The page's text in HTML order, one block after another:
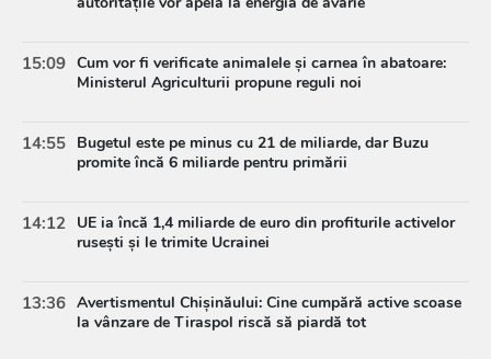
15:09 Cum vor fi verificate animalele și carnea în abatoare:
Ministerul Agriculturii propune reguli noi
14:55 Bugetul este pe minus cu 21 de miliarde, dar Buzu
promite încă 6 miliarde pentru primării
14:12 UE ia încă 1,4 miliarde de euro din profiturile activelor
rusești și le trimite Ucrainei
13:36 Avertismentul Chișinăului: Cine cumpără active scoase
la vânzare de Tiraspol riscă să piardă tot